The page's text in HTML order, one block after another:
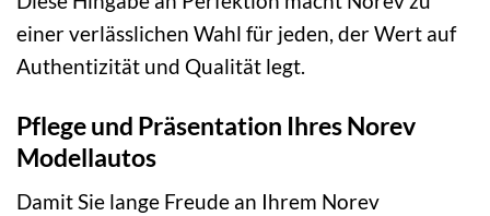
einer verlässlichen Wahl für jeden, der Wert auf
Authentizität und Qualität legt.
Pflege und Präsentation Ihres Norev
Modellautos
Damit Sie lange Freude an Ihrem Norev